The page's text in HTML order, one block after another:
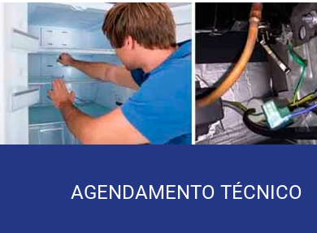
AGENDAMENTO TÉCNICO